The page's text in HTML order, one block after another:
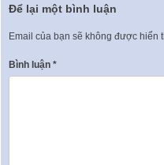
Để lại một bình luận
Email của bạn sẽ không được hiển
Bình luận *